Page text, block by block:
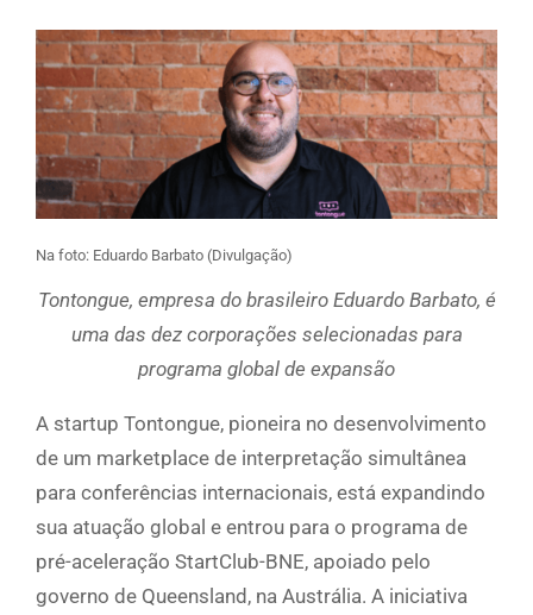
Na foto: Eduardo Barbato (Divulgação)
Tontongue, empresa do brasileiro Eduardo Barbato, é
uma das dez corporações selecionadas para
programa global de expansão
A startup Tontongue, pioneira no desenvolvimento
de um marketplace de interpretação simultânea
para conferências internacionais, está expandindo
sua atuação global e entrou para o programa de
pré-aceleração StartClub-BNE, apoiado pelo
governo de Queensland, na Austrália. A iniciativa